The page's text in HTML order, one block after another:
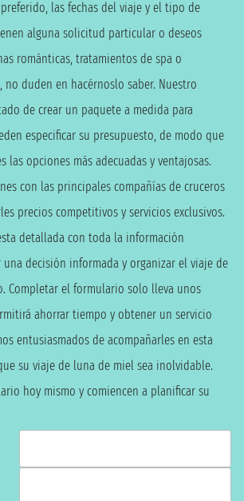
las fechas del viaje y el tipo de
alguna solicitud particular o deseos
románticas, tratamientos de spa o
no duden en hacérnoslo saber. Nuestro
de crear un paquete a medida para
especificar su presupuesto, de modo que
las opciones más adecuadas y ventajosas.
con las principales compañías de cruceros
precios competitivos y servicios exclusivos.
detallada con toda la información
una decisión informada y organizar el viaje de
Completar el formulario solo lleva unos
ahorrar tiempo y obtener un servicio
entusiasmados de acompañarles en esta
su viaje de luna de miel sea inolvidable.
hoy mismo y comiencen a planificar su